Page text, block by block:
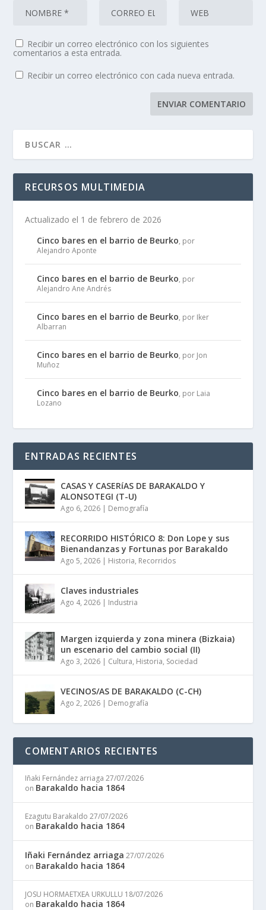
Recibir un correo electrónico con los siguientes
comentarios a esta entrada.
Recibir un correo electrónico con cada nueva entrada.
RECURSOS MULTIMEDIA
Actualizado el 1 de febrero de 2026
Cinco bares en el barrio de Beurko, por
Alejandro Aponte
Cinco bares en el barrio de Beurko, por
Alejandro Ane Andrés
Cinco bares en el barrio de Beurko, por Iker
Albarran
Cinco bares en el barrio de Beurko, por Jon
Muñoz
Cinco bares en el barrio de Beurko, por Laia
Lozano
ENTRADAS RECIENTES
CASAS Y CASERíAS DE BARAKALDO Y
ALONSOTEGI (T-U)
Ago 6, 2026 | Demografía
RECORRIDO HISTÓRICO 8: Don Lope y sus
Bienandanzas y Fortunas por Barakaldo
Ago 5, 2026 | Historia, Recorridos
Claves industriales
Ago 4, 2026 | Industria
Margen izquierda y zona minera (Bizkaia)
un escenario del cambio social (II)
Ago 3, 2026 | Cultura, Historia, Sociedad
VECINOS/AS DE BARAKALDO (C-CH)
Ago 2, 2026 | Demografía
COMENTARIOS RECIENTES
Iñaki Fernández arriaga 27/07/2026
on Barakaldo hacia 1864
Ezagutu Barakaldo 27/07/2026
on Barakaldo hacia 1864
Iñaki Fernández arriaga 27/07/2026
on Barakaldo hacia 1864
JOSU HORMAETXEA URKULLU 18/07/2026
on Barakaldo hacia 1864